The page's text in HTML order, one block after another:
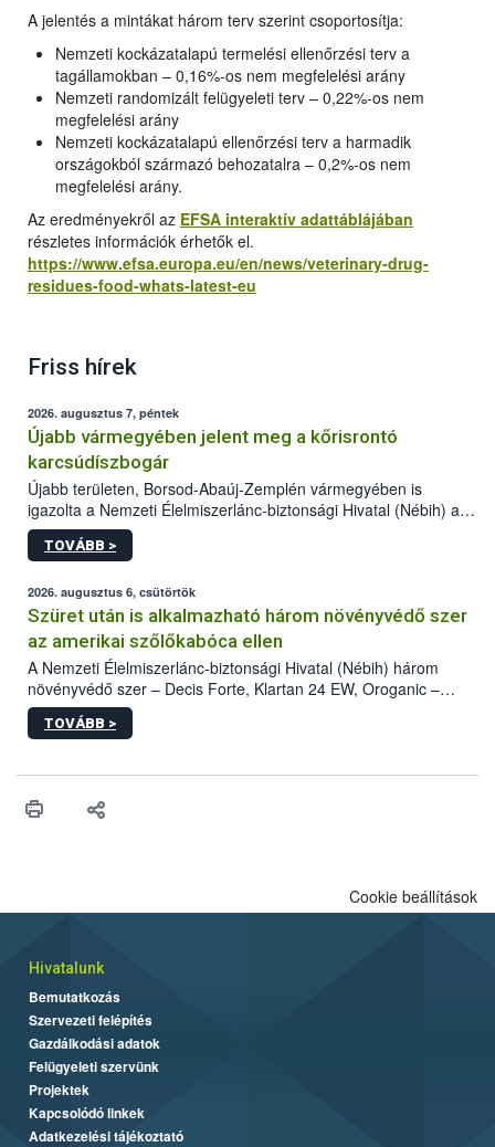
A jelentés a mintákat három terv szerint csoportosítja:
Nemzeti kockázatalapú termelési ellenőrzési terv a
tagállamokban – 0,16%-os nem megfelelési arány
Nemzeti randomizált felügyeleti terv – 0,22%-os nem
megfelelési arány
Nemzeti kockázatalapú ellenőrzési terv a harmadik
országokból származó behozatalra – 0,2%-os nem
megfelelési arány.
Az eredményekről az EFSA interaktív adattáblájában
részletes információk érhetők el.
https://www.efsa.europa.eu/en/news/veterinary-drug-
residues-food-whats-latest-eu
Friss hírek
2026. augusztus 7, péntek
Újabb vármegyében jelent meg a kőrisrontó
karcsúdíszbogár
Újabb területen, Borsod-Abaúj-Zemplén vármegyében is
igazolta a Nemzeti Élelmiszerlánc-biztonsági Hivatal (Nébih) a
kőrisrontó karcsúdíszbogár (Agrilus planipennis) jelenlétét. A
kártevőt nem csak színcsapdában találták meg, de már fertőzött
az intenzív felderítést, emellett az intézkedéseket a szlovák
hatósággal is összehangolják a terjedés megállítása érdekében.
TOVÁBB >
2026. augusztus 6, csütörtök
Szüret után is alkalmazható három növényvédő szer
az amerikai szőlőkabóca ellen
A Nemzeti Élelmiszerlánc-biztonsági Hivatal (Nébih) három
növényvédő szer – Decis Forte, Klartan 24 EW, Oroganic –
engedélyokiratát módosította, így azok a szüretet követően,
egészen a vesszőérettség (BBCH 91) stádiumáig
érésű szőlőkben is legyen lehetőség a károsító elleni további
felhasználók számára is elérhető és ökológiai termesztésben is
TOVÁBB >
Cookie beállítások
Hivatalunk
Bemutatkozás
Szervezeti felépítés
Gazdálkodási adatok
Felügyeleti szervünk
Projektek
Kapcsolódó linkek
Adatkezelési tájékoztató